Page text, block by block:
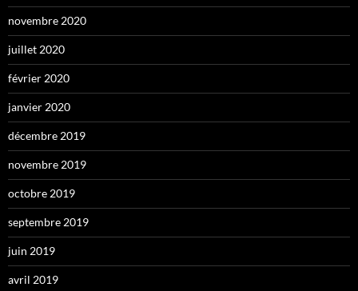
novembre 2020
juillet 2020
février 2020
janvier 2020
décembre 2019
novembre 2019
octobre 2019
septembre 2019
juin 2019
avril 2019